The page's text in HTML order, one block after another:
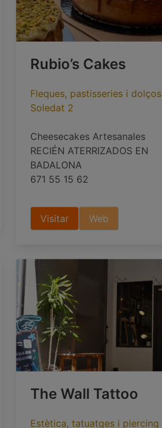
Rubio’s Cakes
Fleques, pastisseries i dolços
Soledat 2
Cheesecakes Artesanales
RECIÉN ATERRIZADOS EN
BADALONA
671 55 15 62
Visitar Web
The Wall Tattoo
Estètica, tatuatges i piercing